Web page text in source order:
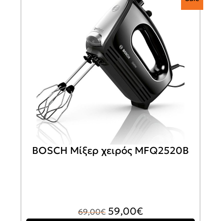
BOSCH Μίξερ χειρός MFQ2520B
69,00€ Original
59,00€Η